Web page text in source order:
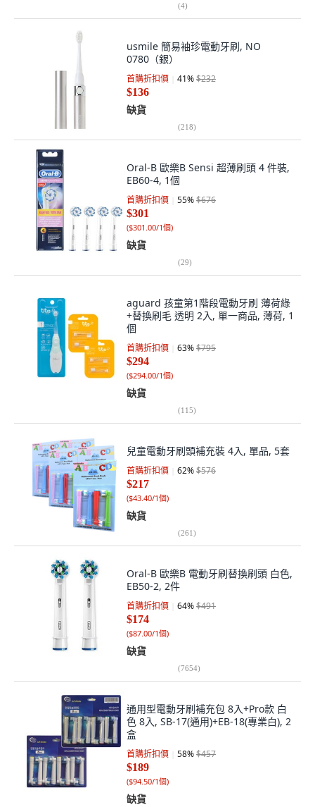
(4)
usmile 簡易袖珍電動牙刷, NO
0780（銀）
首購折扣價 41%$232
$136
缺貨
(218)
Oral-B 歐樂B Sensi 超薄刷頭 4 件裝,
EB60-4, 1個
首購折扣價 55%$676
$301
($301.00/1個)
缺貨
(29)
aguard 孩童第1階段電動牙刷 薄荷綠
+替換刷毛 透明 2入, 單一商品, 薄荷, 1
個
首購折扣價 63%$795
$294
($294.00/1個)
缺貨
(115)
兒童電動牙刷頭補充裝 4入, 單品, 5套
首購折扣價 62%$576
$217
($43.40/1個)
缺貨
(261)
Oral-B 歐樂B 電動牙刷替換刷頭 白色,
EB50-2, 2件
首購折扣價 64%$491
$174
($87.00/1個)
缺貨
(7654)
通用型電動牙刷補充包 8入+Pro款 白
色 8入, SB-17(通用)+EB-18(專業白), 2
盒
首購折扣價 58%$457
$189
($94.50/1個)
缺貨